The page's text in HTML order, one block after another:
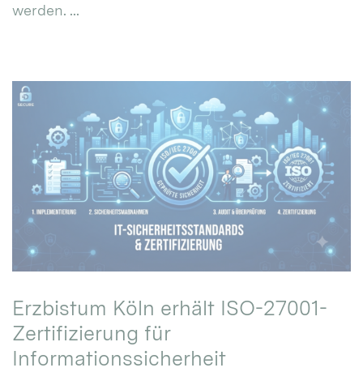
werden. ...
Erzbistum Köln erhält ISO-27001-
Zertifizierung für
Informationssicherheit